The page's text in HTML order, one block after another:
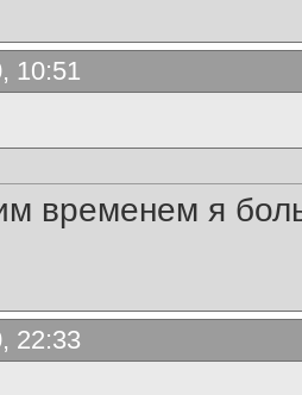
10:51
временем я
22:33